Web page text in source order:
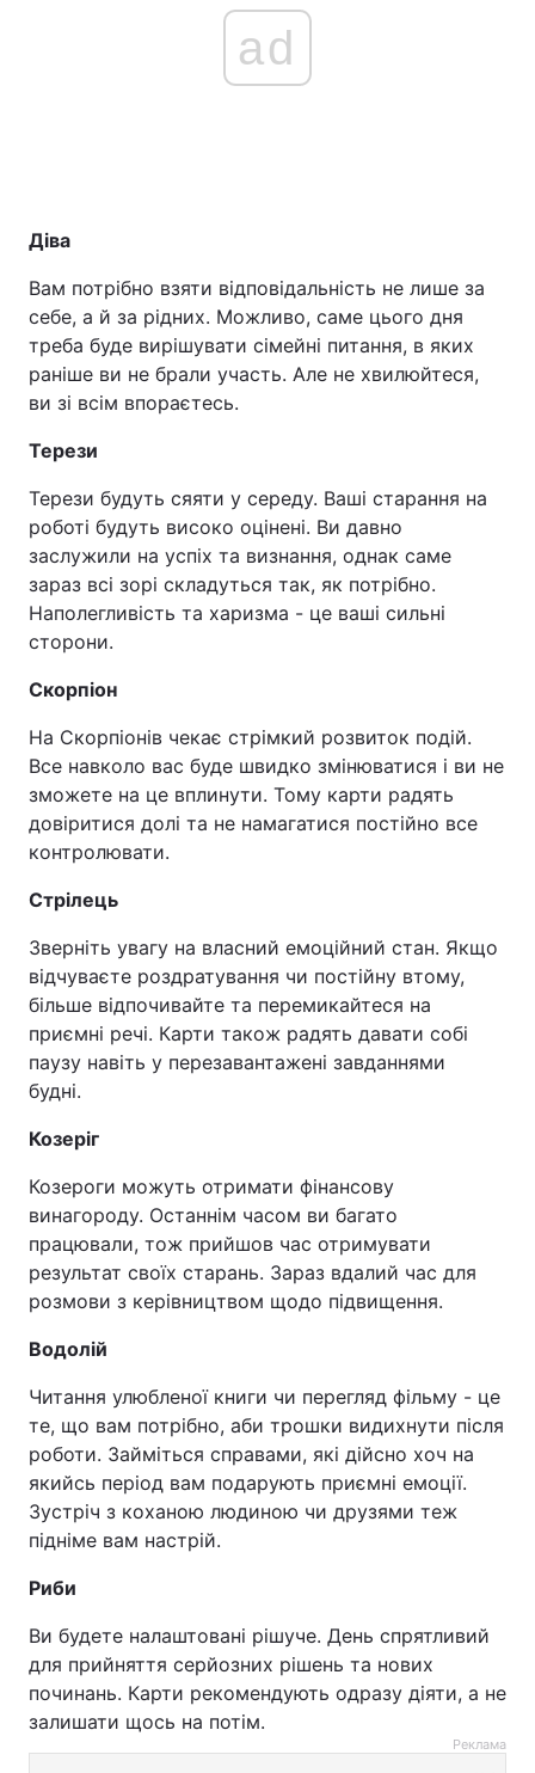
ad
Діва
Вам потрібно взяти відповідальність не лише за
себе, а й за рідних. Можливо, саме цього дня
треба буде вирішувати сімейні питання, в яких
раніше ви не брали участь. Але не хвилюйтеся,
ви зі всім впораєтесь.
Терези
Терези будуть сяяти у середу. Ваші старання на
роботі будуть високо оцінені. Ви давно
заслужили на успіх та визнання, однак саме
зараз всі зорі складуться так, як потрібно.
Наполегливість та харизма - це ваші сильні
сторони.
Скорпіон
На Скорпіонів чекає стрімкий розвиток подій.
Все навколо вас буде швидко змінюватися і ви не
зможете на це вплинути. Тому карти радять
довіритися долі та не намагатися постійно все
контролювати.
Стрілець
Зверніть увагу на власний емоційний стан. Якщо
відчуваєте роздратування чи постійну втому,
більше відпочивайте та перемикайтеся на
приємні речі. Карти також радять давати собі
паузу навіть у перезавантажені завданнями
будні.
Козеріг
Козероги можуть отримати фінансову
винагороду. Останнім часом ви багато
працювали, тож прийшов час отримувати
результат своїх старань. Зараз вдалий час для
розмови з керівництвом щодо підвищення.
Водолій
Читання улюбленої книги чи перегляд фільму - це
те, що вам потрібно, аби трошки видихнути після
роботи. Займіться справами, які дійсно хоч на
якийсь період вам подарують приємні емоції.
Зустріч з коханою людиною чи друзями теж
підніме вам настрій.
Риби
Ви будете налаштовані рішуче. День спрятливий
для прийняття серйозних рішень та нових
починань. Карти рекомендують одразу діяти, а не
залишати щось на потім.
Реклама